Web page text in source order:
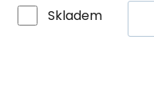
Skladem